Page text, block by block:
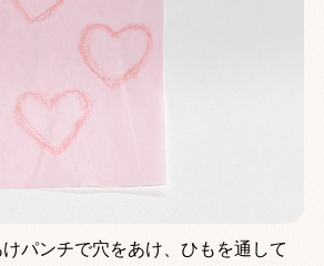
パンチで穴をあけ、ひもを通して